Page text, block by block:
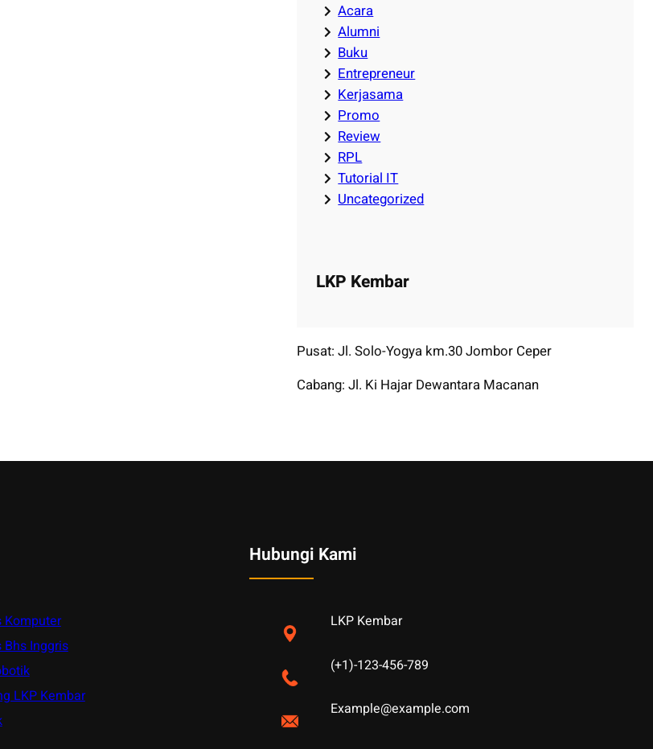
Acara
Alumni
Buku
Entrepreneur
Kerjasama
Promo
Review
RPL
Tutorial IT
Uncategorized
LKP Kembar
Pusat: Jl. Solo-Yogya km.30 Jombor Ceper
Cabang: Jl. Ki Hajar Dewantara Macanan
Komputer
Bhs Inggris
LKP Kembar
Hubungi Kami
LKP Kembar
(+1)-123-456-789
Example@example.com